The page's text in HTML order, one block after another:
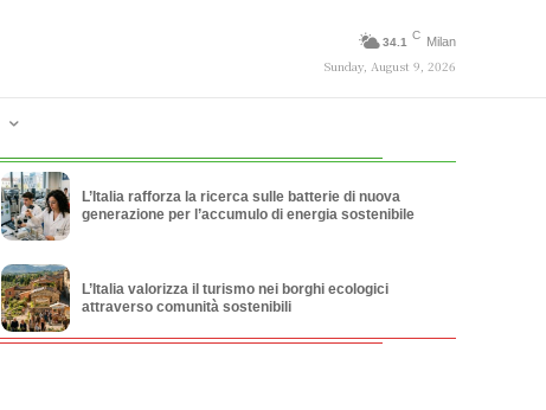
34.1
C Milan
Sunday, August 9, 2026
L’Italia rafforza la ricerca sulle batterie di nuova
generazione per l’accumulo di energia sostenibile
L’Italia valorizza il turismo nei borghi ecologici
attraverso comunità sostenibili